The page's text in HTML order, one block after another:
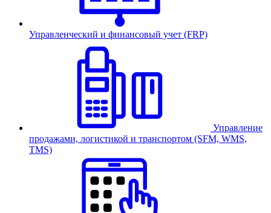
Управленческий и финансовый учет (FRP)
Управление
продажами, логистикой и транспортом (SFM, WMS,
TMS)